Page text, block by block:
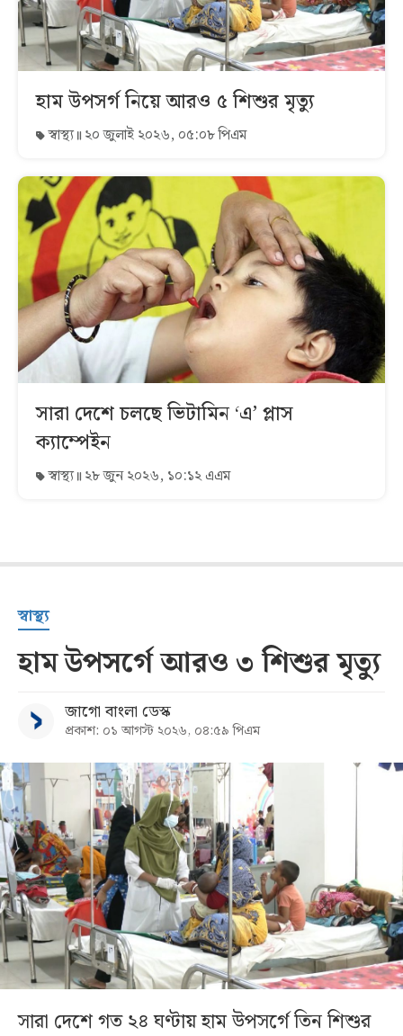
হাম উপসর্গ নিয়ে আরও ৫ শিশুর মৃত্যু
স্বাস্থ্য ২০ জুলাই ২০২৬, ০৫:০৮ পিএম
সারা দেশে চলছে ভিটামিন ‘এ’ প্লাস
ক্যাম্পেইন
স্বাস্থ্য ২৮ জুন ২০২৬, ১০:১২ এএম
স্বাস্থ্য
হাম উপসর্গে আরও ৩ শিশুর মৃত্যু
জাগো বাংলা ডেস্ক
প্রকাশ: ০১ আগস্ট ২০২৬, ০৪:৫৯ পিএম
সারা দেশে গত ২৪ ঘণ্টায় হাম উপসর্গে তিন শিশুর